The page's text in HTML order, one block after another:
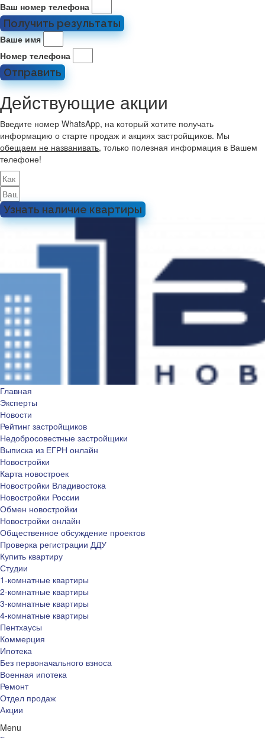
Ваш номер телефона
Получить результаты
Ваше имя
Номер телефона
Отправить
Действующие акции
Введите номер WhatsApp, на который хотите получать
информацию о старте продаж и акциях застройщиков. Мы
обещаем не названивать, только полезная информация в Вашем
телефоне!
Узнать наличие квартиры
Главная
Эксперты
Новости
Рейтинг застройщиков
Недобросовестные застройщики
Выписка из ЕГРН онлайн
Новостройки
Карта новостроек
Новостройки Владивостока
Новостройки России
Обмен новостройки
Новостройки онлайн
Общественное обсуждение проектов
Проверка регистрации ДДУ
Купить квартиру
Студии
1-комнатные квартиры
2-комнатные квартиры
3-комнатные квартиры
4-комнатные квартиры
Пентхаусы
Коммерция
Ипотека
Без первоначального взноса
Военная ипотека
Ремонт
Отдел продаж
Акции
Menu